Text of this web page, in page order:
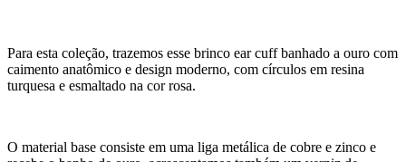
Para esta coleção, trazemos esse brinco ear cuff banhado a ouro com
caimento anatômico e design moderno, com círculos em resina
turquesa e esmaltado na cor rosa.
O material base consiste em uma liga metálica de cobre e zinco e